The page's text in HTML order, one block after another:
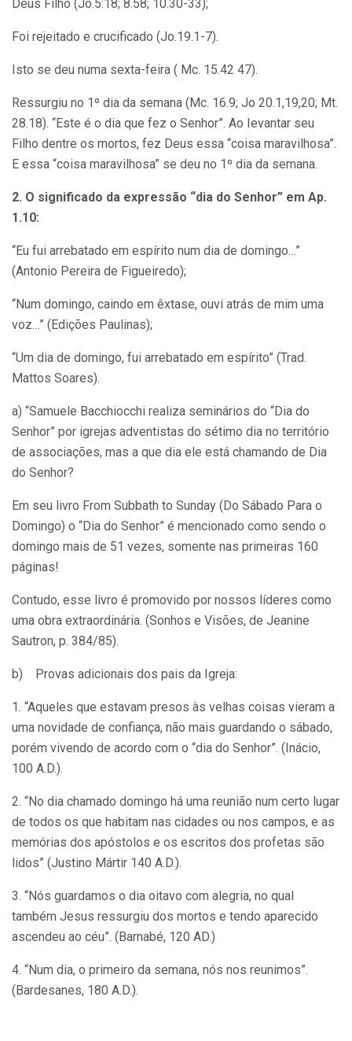
Deus Filho (Jo.5:18; 8.58; 10.30-33);
Foi rejeitado e crucificado (Jo.19.1-7).
Isto se deu numa sexta-feira ( Mc. 15.42 47).
Ressurgiu no 1º dia da semana (Mc. 16.9; Jo 20.1,19,20; Mt.
28.18). “Este é o dia que fez o Senhor”. Ao Ievantar seu
Filho dentre os mortos, fez Deus essa “coisa maravilhosa”.
E essa “coisa maravilhosa” se deu no 1º dia da semana.
2. O significado da expressão “dia do Senhor” em Ap.
1.10:
“Eu fui arrebatado em espírito num dia de domingo…”
(Antonio Pereira de Figueiredo);
“Num domingo, caindo em êxtase, ouvi atrás de mim uma
voz…” (Edições Paulinas);
“Um dia de domingo, fui arrebatado em espírito” (Trad.
Mattos Soares).
a) “Samuele Bacchiocchi realiza seminários do “Dia do
Senhor” por igrejas adventistas do sétimo dia no território
de associações, mas a que dia ele está chamando de Dia
do Senhor?
Em seu livro From Subbath to Sunday (Do Sábado Para o
Domingo) o “Dia do Senhor” é mencionado como sendo o
domingo mais de 51 vezes, somente nas primeiras 160
páginas!
Contudo, esse livro é promovido por nossos líderes como
uma obra extraordinária. (Sonhos e Visões, de Jeanine
Sautron, p. 384/85).
b) Provas adicionais dos pais da Igreja:
1. “Aqueles que estavam presos às velhas coisas vieram a
uma novidade de confiança, não mais guardando o sábado,
porém vivendo de acordo com o “dia do Senhor”. (Inácio,
100 A.D.).
2. “No dia chamado domingo há uma reunião num certo lugar
de todos os que habitam nas cidades ou nos campos, e as
memórias dos apóstolos e os escritos dos profetas são
lidos” (Justino Mártir 140 A.D.).
3. “Nós guardamos o dia oitavo com alegria, no qual
também Jesus ressurgiu dos mortos e tendo aparecido
ascendeu ao céu”. (Barnabé, 120 AD.)
4. “Num dia, o primeiro da semana, nós nos reunimos”.
(Bardesanes, 180 A.D.).